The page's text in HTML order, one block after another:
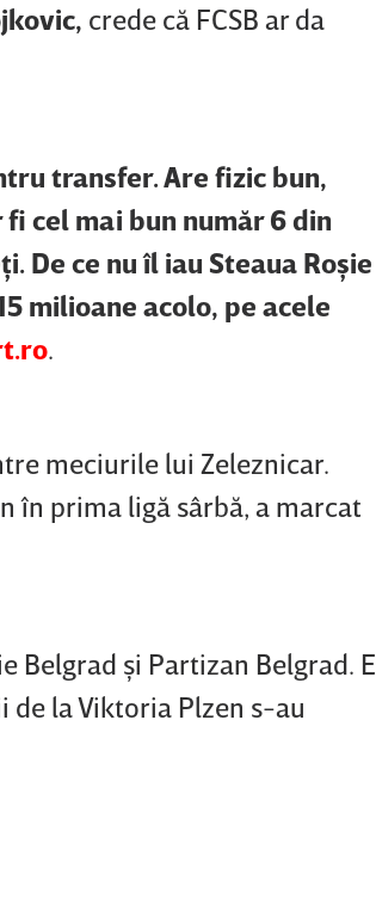
crede că FCSB ar da
transfer. Are fizic bun,
cel mai bun număr 6 din
De ce nu îl iau Steaua Roşie
milioane acolo, pe acele
.
meciurile lui Zeleznicar.
în prima ligă sârbă, a marcat
Belgrad şi Partizan Belgrad. E
la Viktoria Plzen s-au